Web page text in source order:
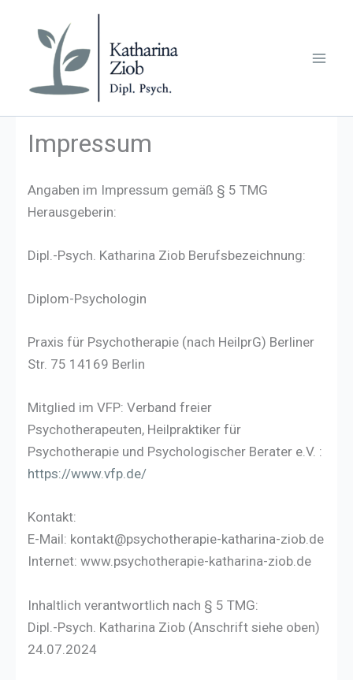
Impressum
Angaben im Impressum gemäß § 5 TMG
Herausgeberin:
Dipl.-Psych. Katharina Ziob Berufsbezeichnung:
Diplom-Psychologin
Praxis für Psychotherapie (nach HeilprG) Berliner
Str. 75 14169 Berlin
Mitglied im VFP: Verband freier
Psychotherapeuten, Heilpraktiker für
Psychotherapie und Psychologischer Berater e.V. :
https://www.vfp.de/
Kontakt:
E-Mail: kontakt@psychotherapie-katharina-ziob.de
Internet: www.psychotherapie-katharina-ziob.de
Inhaltlich verantwortlich nach § 5 TMG:
Dipl.-Psych. Katharina Ziob (Anschrift siehe oben)
24.07.2024